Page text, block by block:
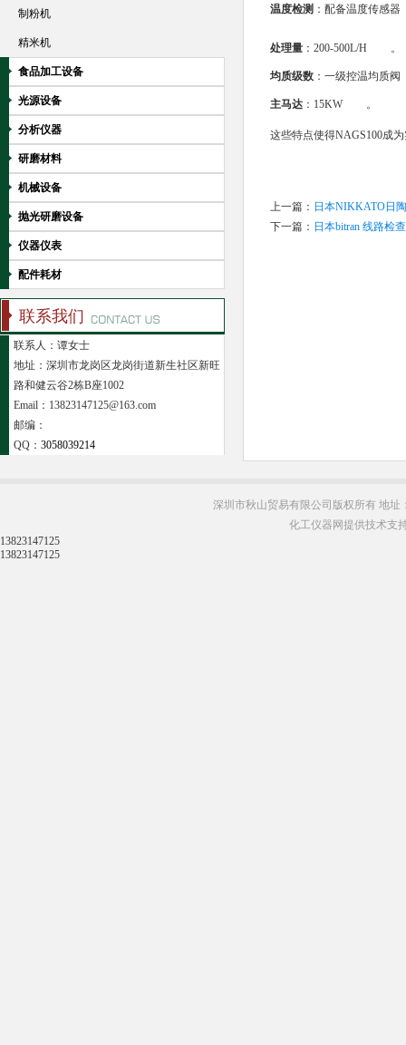
温度检测 ：配备温度传感器
处理量：200-500L/H 。
均质级数：一级控温均质阀
主马达：15KW 。
这些特点使得NAGS100成
上一篇： 日本NIKKATO日
下一篇： 日本bitran 线路检
制粉机
精米机
食品加工设备
光源设备
分析仪器
研磨材料
机械设备
抛光研磨设备
仪器仪表
配件耗材
联系我们
联系人：谭女士
地址：深圳市龙岗区龙岗街道新生社区新旺
路和健云谷2栋B座1002
Email：13823147125@163.com
邮编：
QQ： 3058039214
深圳市秋山贸易有限公司版权所有 地址
化工仪器网提供技术支
13823147125
13823147125